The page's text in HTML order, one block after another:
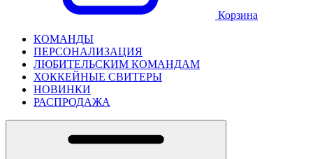
Корзина
КОМАНДЫ
ПЕРСОНАЛИЗАЦИЯ
ЛЮБИТЕЛЬСКИМ КОМАНДАМ
ХОККЕЙНЫЕ СВИТЕРЫ
НОВИНКИ
РАСПРОДАЖА